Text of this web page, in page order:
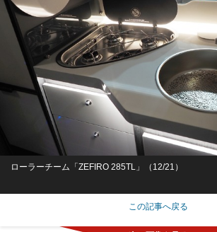
ローラーチーム「ZEFIRO 285TL」（12/21）
この記事へ戻る